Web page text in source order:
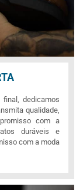
dedicamos
qualidade,
com a
duráveis e
com a moda